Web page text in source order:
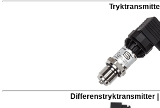
Differenstryktransmitter